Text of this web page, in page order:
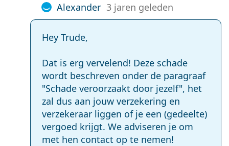
Alexander 3 jaren geleden
Hey Trude,
Dat is erg vervelend! Deze schade
wordt beschreven onder de paragraaf
"Schade veroorzaakt door jezelf", het
zal dus aan jouw verzekering en
verzekeraar liggen of je een (gedeelte)
vergoed krijgt. We adviseren je om
met hen contact op te nemen!